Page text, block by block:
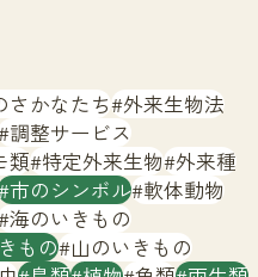
中 大
センターとは
プ
さかなたち 外来生物法
調整サービス
類 特定外来生物 外来種
市のシンボル 軟体動物
海のいきもの
もの 山のいきもの